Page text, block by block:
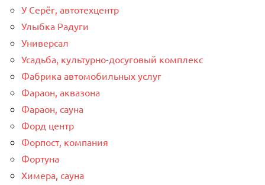
У Серёг, автотехцентр
Улыбка Радуги
Универсал
Усадьба, культурно-досуговый комплекс
Фабрика автомобильных услуг
Фараон, аквазона
Фараон, сауна
Форд центр
Форпост, компания
Фортуна
Химера, сауна